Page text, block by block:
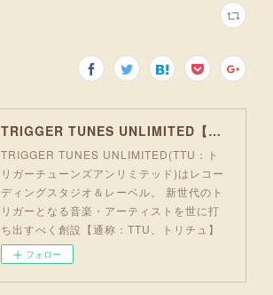
TRIGGER TUNES UNLIMITED【TTU】
TRIGGER TUNES UNLIMITED(TTU：ト
リガーチューンズアンリミテッド)はレコー
ディングスタジオ＆レーベル。 新世代のト
リガーとなる音楽・アーティストを世に打
ち出すべく創設【通称：TTU、トリチュ】
フォロー